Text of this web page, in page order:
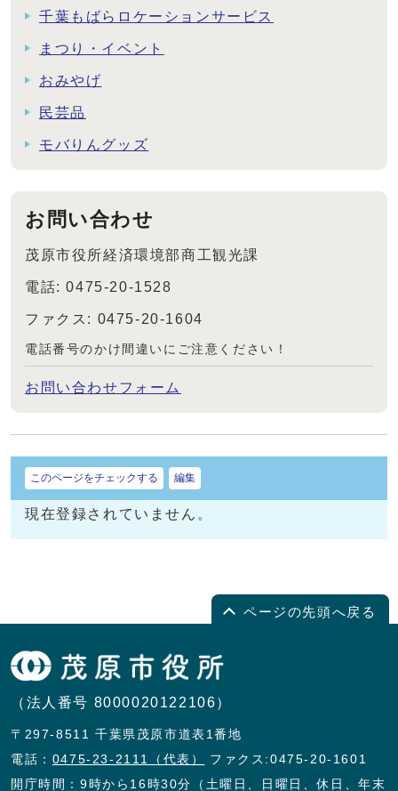
千葉もばらロケーションサービス
まつり・イベント
おみやげ
民芸品
モバりんグッズ
お問い合わせ
茂原市役所経済環境部商工観光課
電話: 0475-20-1528
ファクス: 0475-20-1604
電話番号のかけ間違いにご注意ください！
お問い合わせフォーム
このページをチェックする 編集
現在登録されていません。
ページの先頭へ戻る
（法人番号 8000020122106）
〒297-8511 千葉県茂原市道表1番地
電話： 0475-23-2111（代表）
ファクス:0475-20-1601
開庁時間：9時から16時30分（土曜日、日曜日、休日、年末